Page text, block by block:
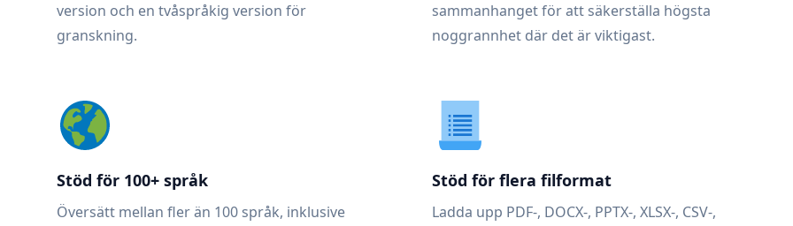
version och en tvåspråkig version för
granskning.
sammanhanget för att säkerställa högsta
noggrannhet där det är viktigast.
Stöd för 100+ språk
Översätt mellan fler än 100 språk, inklusive
Stöd för flera filformat
Ladda upp PDF-, DOCX-, PPTX-, XLSX-, CSV-,